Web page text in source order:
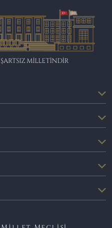
MİLLETİNDİR